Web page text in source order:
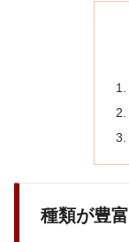
種類が豊富